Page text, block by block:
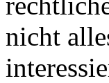
nicht